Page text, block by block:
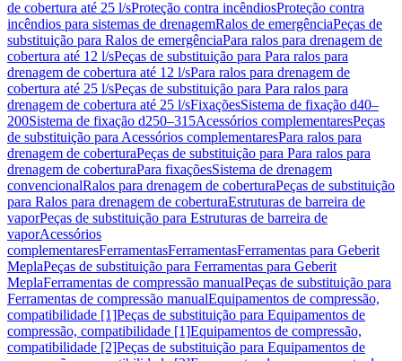
de cobertura até 25 l/sProteção contra incêndiosProteção contra
incêndios para sistemas de drenagemRalos de emergênciaPeças de
substituição para Ralos de emergênciaPara ralos para drenagem de
cobertura até 12 l/sPeças de substituição para Para ralos para
drenagem de cobertura até 12 l/sPara ralos para drenagem de
cobertura até 25 l/sPeças de substituição para Para ralos para
drenagem de cobertura até 25 l/sFixaçõesSistema de fixação d40–
200Sistema de fixação d250–315Acessórios complementaresPeças
de substituição para Acessórios complementaresPara ralos para
drenagem de coberturaPeças de substituição para Para ralos para
drenagem de coberturaPara fixaçõesSistema de drenagem
convencionalRalos para drenagem de coberturaPeças de substituição
para Ralos para drenagem de coberturaEstruturas de barreira de
vaporPeças de substituição para Estruturas de barreira de
vaporAcessórios
complementaresFerramentasFerramentasFerramentas para Geberit
MeplaPeças de substituição para Ferramentas para Geberit
MeplaFerramentas de compressão manualPeças de substituição para
Ferramentas de compressão manualEquipamentos de compressão,
compatibilidade [1]Peças de substituição para Equipamentos de
compressão, compatibilidade [1]Equipamentos de compressão,
compatibilidade [2]Peças de substituição para Equipamentos de